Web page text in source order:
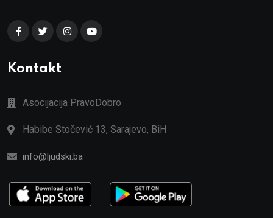
Kontakt
Asocijacija PravoDobro
Habibe Stočević 13, Sarajevo, BiH
info@ljudski.ba